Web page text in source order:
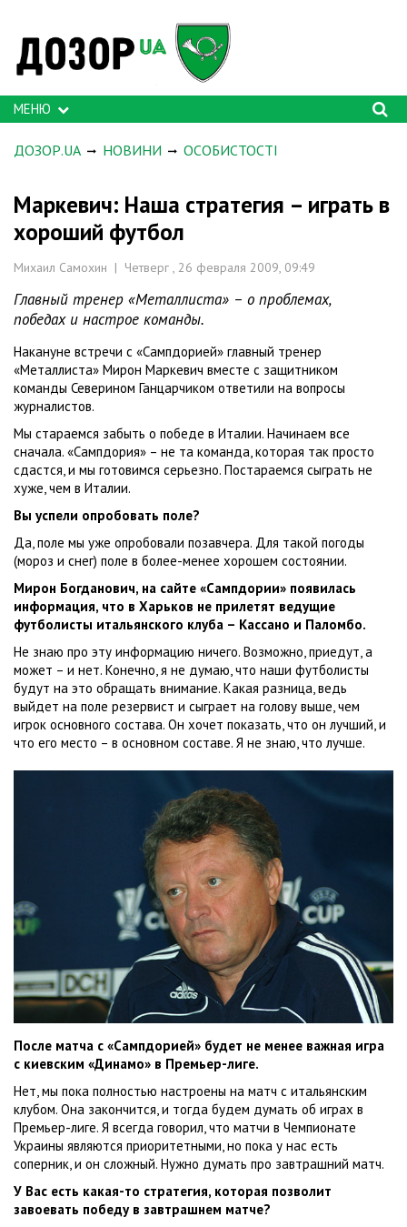
МЕНЮ
ДОЗОР.UA НОВИНИ ОСОБИСТОСТІ
Маркевич: Наша стратегия – играть в
хороший футбол
Михаил Самохин | Четверг , 26 февраля 2009, 09:49
Главный тренер «Металлиста» – о проблемах,
победах и настрое команды.
Накануне встречи с «Сампдорией» главный тренер
«Металлиста» Мирон Маркевич вместе с защитником
команды Северином Ганцарчиком ответили на вопросы
журналистов.
Мы стараемся забыть о победе в Италии. Начинаем все
сначала. «Сампдория» – не та команда, которая так просто
сдастся, и мы готовимся серьезно. Постараемся сыграть не
хуже, чем в Италии.
Вы успели опробовать поле?
Да, поле мы уже опробовали позавчера. Для такой погоды
(мороз и снег) поле в более-менее хорошем состоянии.
Мирон Богданович, на сайте «Сампдории» появилась
информация, что в Харьков не прилетят ведущие
футболисты итальянского клуба – Кассано и Паломбо.
Не знаю про эту информацию ничего. Возможно, приедут, а
может – и нет. Конечно, я не думаю, что наши футболисты
будут на это обращать внимание. Какая разница, ведь
выйдет на поле резервист и сыграет на голову выше, чем
игрок основного состава. Он хочет показать, что он лучший, и
что его место – в основном составе. Я не знаю, что лучше.
После матча с «Сампдорией» будет не менее важная игра
с киевским «Динамо» в Премьер-лиге.
Нет, мы пока полностью настроены на матч с итальянским
клубом. Она закончится, и тогда будем думать об играх в
Премьер-лиге. Я всегда говорил, что матчи в Чемпионате
Украины являются приоритетными, но пока у нас есть
соперник, и он сложный. Нужно думать про завтрашний матч.
У Вас есть какая-то стратегия, которая позволит
завоевать победу в завтрашнем матче?